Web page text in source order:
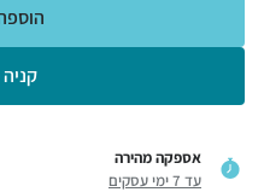
אספקה מהירה
עד 7 ימי עסקים